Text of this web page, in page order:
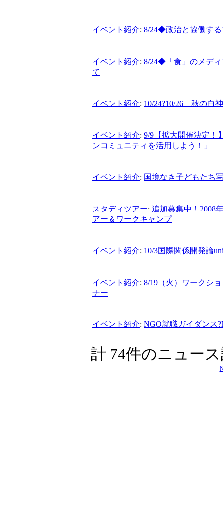
イベント紹介: 8/24◆政治と協働す
イベント紹介: 8/24◆「食」のメディ
て
イベント紹介: 10/24?10/26 秋の白
イベント紹介: 9/9【拡大開催決定！
ンコミュニティを活用しよう！」
イベント紹介: 国境なき子どもたち
スタディツアー: 追加募集中！2008
アー＆ワークキャンプ
イベント紹介: 10/3国際関係開発論
イベント紹介: 8/19（火）ワークシ
ナー
イベント紹介: NGO就職ガイダンス
計 74件のニュー